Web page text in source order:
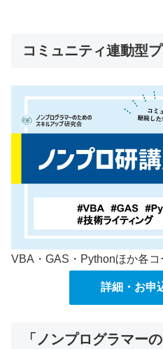
コミュニティ連動型
VBA・GAS・Pythonほか各コ
詳細・お申
「ノンプログラマー